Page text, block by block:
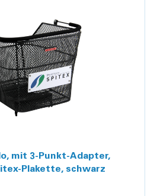
mit 3-Punkt-Adapter,
Plakette, schwarz